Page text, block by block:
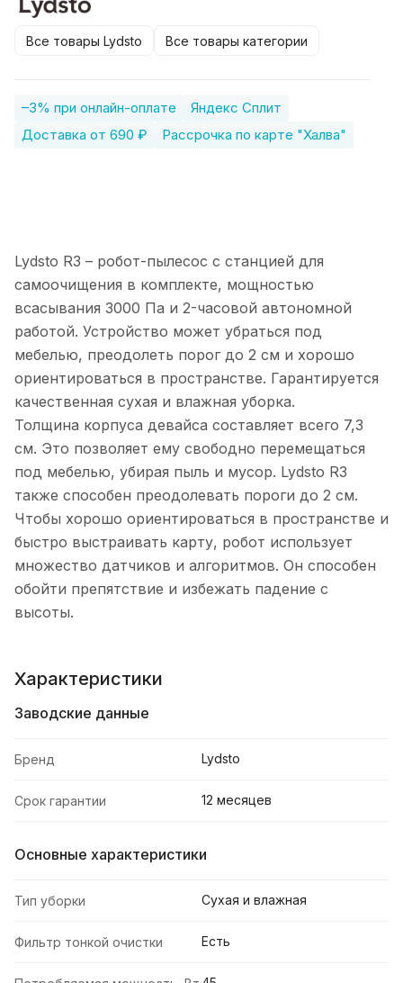
Все товары Lydsto Все товары категории
–3% при онлайн-оплате
Яндекс Сплит
Доставка от 690 ₽
Рассрочка по карте "Халва"
Lydsto R3 – робот-пылесос с станцией для
самоочищения в комплекте, мощностью
всасывания 3000 Па и 2-часовой автономной
работой. Устройство может убраться под
мебелью, преодолеть порог до 2 см и хорошо
ориентироваться в пространстве. Гарантируется
качественная сухая и влажная уборка.
Толщина корпуса девайса составляет всего 7,3
см. Это позволяет ему свободно перемещаться
под мебелью, убирая пыль и мусор. Lydsto R3
также способен преодолевать пороги до 2 см.
Чтобы хорошо ориентироваться в пространстве и
быстро выстраивать карту, робот использует
множество датчиков и алгоритмов. Он способен
обойти препятствие и избежать падение с
высоты.
Характеристики
Заводские данные
Бренд Lydsto
Срок гарантии 12 месяцев
Основные характеристики
Тип уборки Сухая и влажная
Фильтр тонкой очистки Есть